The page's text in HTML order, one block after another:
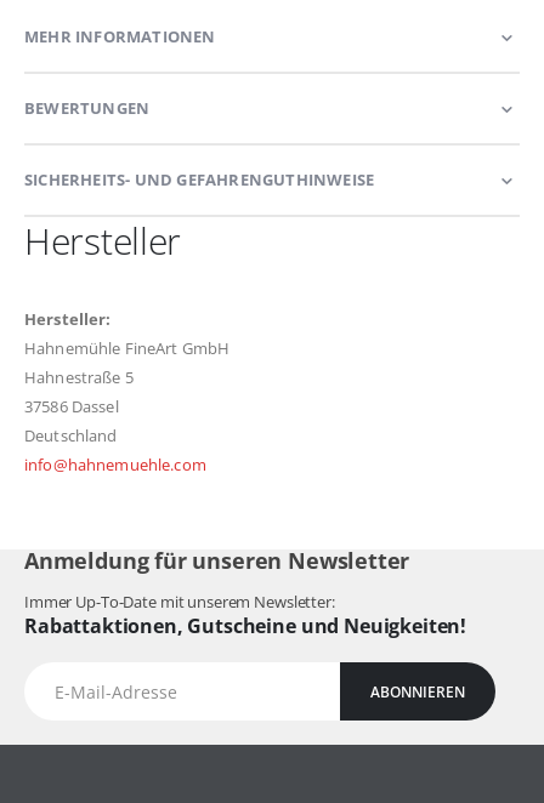
MEHR INFORMATIONEN
BEWERTUNGEN
SICHERHEITS- UND GEFAHRENGUTHINWEISE
Hersteller
Hersteller:
Hahnemühle FineArt GmbH
Hahnestraße 5
37586 Dassel
Deutschland
info@hahnemuehle.com
Anmeldung für unseren Newsletter
Immer Up-To-Date mit unserem Newsletter:
Rabattaktionen, Gutscheine und Neuigkeiten!
ABONNIEREN